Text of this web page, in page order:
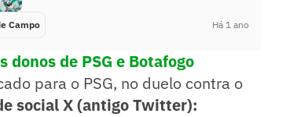
Campo Há 1 ano
de PSG e Botafogo
para o PSG, no duelo contra o
social X (antigo Twitter):